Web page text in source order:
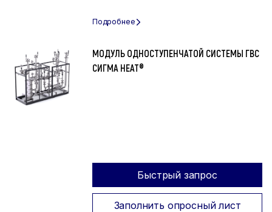
МОДУЛЬ ОДНОСТУПЕНЧАТОЙ СИСТЕМЫ ГВС
СИГМА HEAT®
Быстрый запрос
Заполнить опросный лист